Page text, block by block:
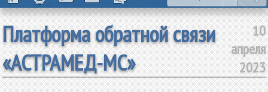
Платформа обратной связи
«АСТРАМЕД-МС»
10
апреля
2023